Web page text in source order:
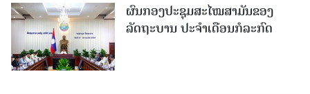
ຜົນກອງປະຊຸມສະໄໝສາມັນຂອງ
ລັດຖະບານ ປະຈຳເດືອນກໍລະກົດ